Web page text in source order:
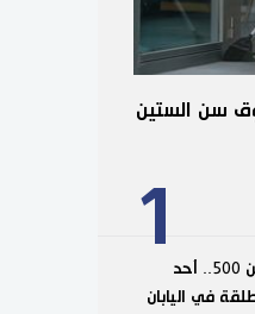
1
سن الستين
وداعًا لشينكانسن 500.. أحد
في اليابان